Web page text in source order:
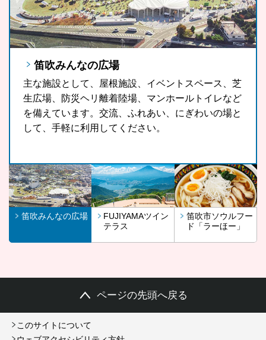
笛吹みんなの広場
主な施設として、屋根施設、イベントスペース、芝
生広場、防災ヘリ離着陸場、マンホールトイレなど
を備えています。交流、ふれあい、にぎわいの場と
して、手軽に利用してください。
FUJIYAMAツインテラス
FUJIYAMAツインテラスは、河口湖や山中湖、世界
文化遺産に登録されている富士山が一望できる眺望
スポットです。
笛吹市ソウルフード「ラーほー」
山梨県の郷土料理である「ほうとう」をもっと気軽
に、もっと多くの観光客の皆さんに、また地域の皆
さんに召し上がっていただきたいという思いから開
発したラーほー。お気に入りの1杯を見つけてみま
笛吹みんなの広場
FUJIYAMAツイン
テラス
笛吹市ソウルフー
ド「ラーほー」
ページの先頭へ戻る
このサイトについて